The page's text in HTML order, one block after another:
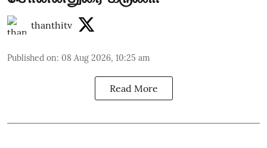
thanthitv
Published on: 08 Aug 2026, 10:25 am
Read More